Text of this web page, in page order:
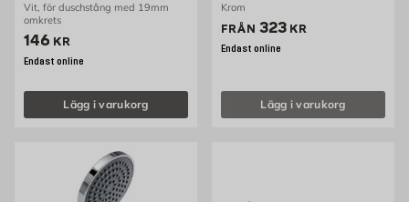
Vit, för duschstång med 19mm
omkrets
Pris 146 kr
146 KR
Endast online
Lägg i varukorg
Krom
FRÅN Pris 323 kr
323 KR
Endast online
Lägg i varukorg